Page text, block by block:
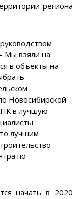
региона
Мы взяли на
в объекты на
Новосибирской
в лучшую
лучшим
по
начать в 2020